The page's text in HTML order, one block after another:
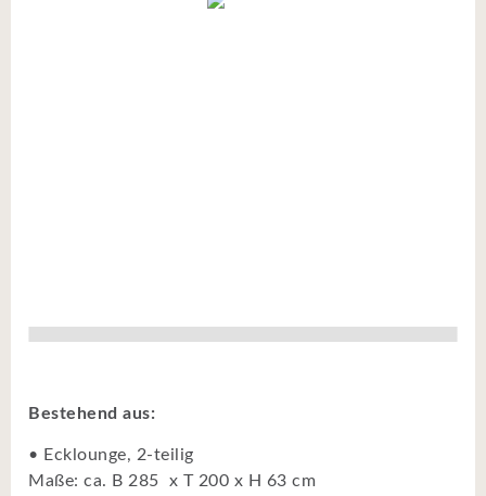
Bestehend aus:
• Ecklounge, 2-teilig
Maße: ca. B 285 x T 200 x H 63 cm